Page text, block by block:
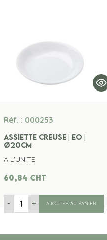
Réf. : 000253
ASSIETTE CREUSE | EO |
Ø20CM
A L'UNITE
60,84 €ht
- + AJOUTER AU PANIER